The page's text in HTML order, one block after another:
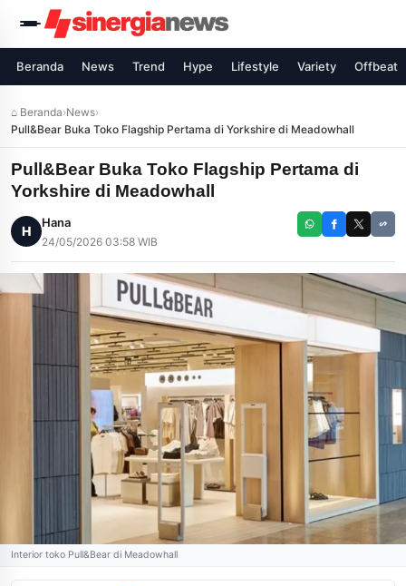
Beranda News Trend Hype Lifestyle Variety Offbeat
⌂ Beranda›News›
Pull&Bear Buka Toko Flagship Pertama di Yorkshire di Meadowhall
Pull&Bear Buka Toko Flagship Pertama di
Yorkshire di Meadowhall
H
Hana
24/05/2026 03:58 WIB
Interior toko Pull&Bear di Meadowhall